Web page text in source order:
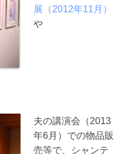
展（2012年11月）
や
夫の講演会（2013
年6月） での物品販
売等で、シャンテ